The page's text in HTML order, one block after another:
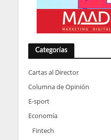
Categorías
Cartas al Director
Columna de Opinión
E-sport
Economía
Fintech